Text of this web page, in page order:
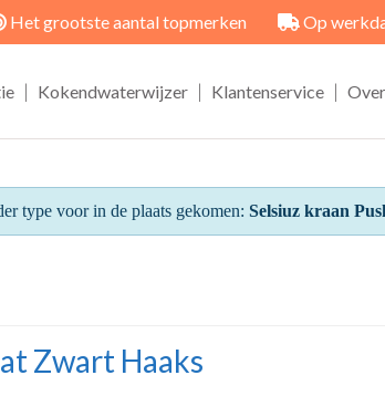
Het grootste aantal topmerken Op
| Kokendwaterwijzer | Klantenservice |
type voor in de plaats gekomen: Selsiuz kraan
Zwart Haaks